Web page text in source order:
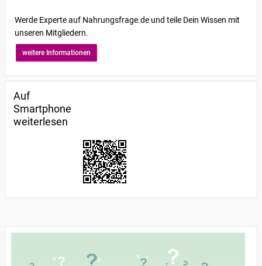
Werde Experte auf Nahrungsfrage.de und teile Dein Wissen mit
unseren Mitgliedern.
weitere Informationen
Auf
Smartphone
weiterlesen